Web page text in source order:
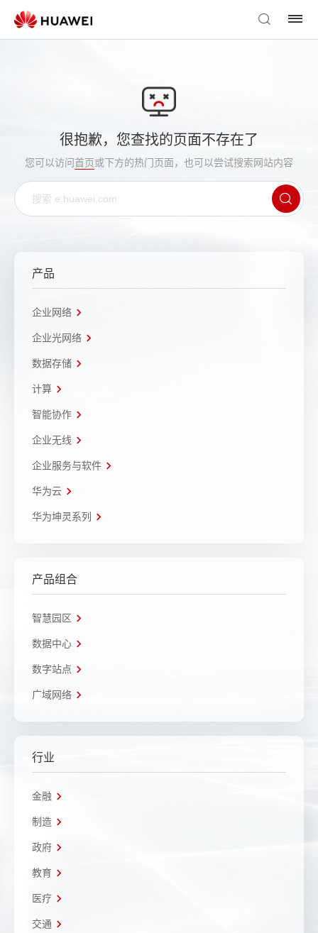
很抱歉，您查找的页面不存在了
您可以访问首页或下方的热门页面，也可以尝试搜索网站内容
产品
企业网络
企业光网络
数据存储
计算
智能协作
企业无线
企业服务与软件
华为云
华为坤灵系列
产品组合
智慧园区
数据中心
数字站点
广域网络
行业
金融
制造
政府
教育
医疗
交通